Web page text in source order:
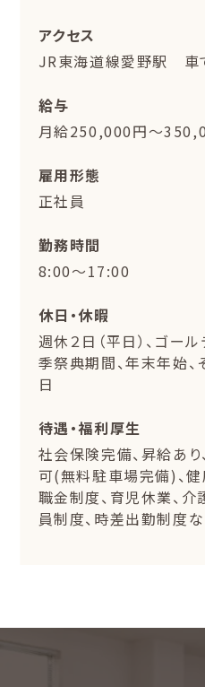
アクセス
JR東海道線愛野駅 車
給与
月給250,000円～
雇用形態
正社員
勤務時間
8:00～17:00
休日・休暇
週休２日（平日）、ゴー
季祭典期間、年末年始
日
待遇・福利厚生
社会保険完備、昇給あり
可(無料駐車場完備)、
職金制度、育児休業、介
員制度、時差出勤制度